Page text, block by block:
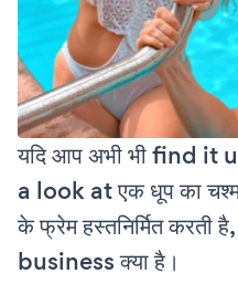
यदि आप अभी भी find it
a look at एक धूप का
के फ्रेम हस्तनिर्मित
business क्या है।